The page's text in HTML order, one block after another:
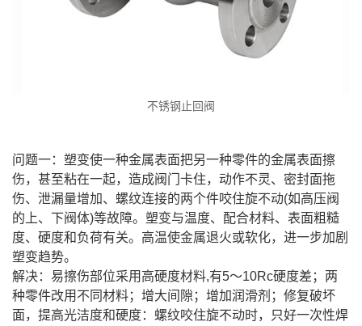
不锈钢止回阀
问题一：塑变使一种金属表面把另一种零件的金属表面擦
伤，甚至粘在一起，造成阀门卡住，动作不灵、密封面拖
伤、泄漏量增加、螺纹连接的两个件咬住旋不动(如高压阀
的上、下阀体)等故障。塑变与温度、配合材料、表面粗糙
度、硬度和负荷有关。高温使金属退火或软化，进一步加剧
塑变趋势。
解决：易擦伤部位采用高硬度材料,有5～10Rc硬度差；两
种零件改用不同材料；增大间隙；增加润滑剂；修复破坏
面，提高光洁度和硬度：螺纹咬住旋不动时，只好一次性焊